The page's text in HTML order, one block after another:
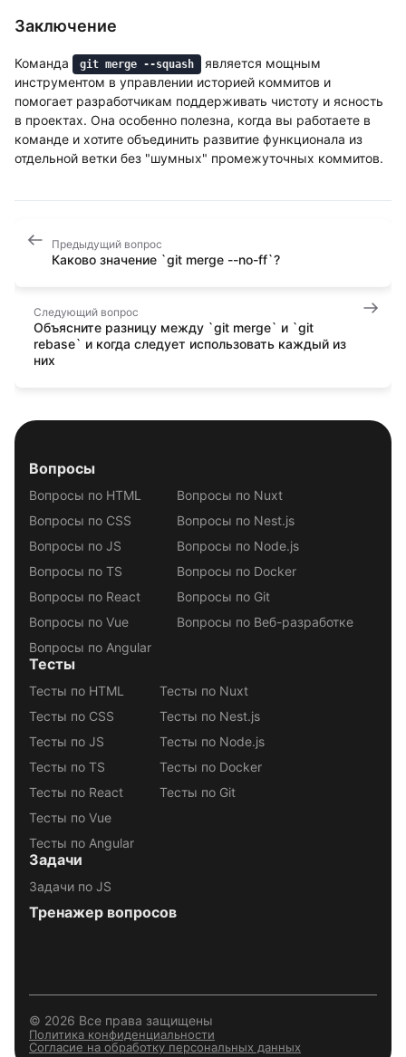
Заключение
Команда git merge --squash
является мощным
инструментом в управлении историей коммитов и
помогает разработчикам поддерживать чистоту и ясность
в проектах. Она особенно полезна, когда вы работаете в
команде и хотите объединить развитие функционала из
отдельной ветки без "шумных" промежуточных коммитов.
Предыдущий вопрос
Каково значение `git merge --no-ff`?
Следующий вопрос
Объясните разницу между `git merge` и `git
rebase` и когда следует использовать каждый из
них
Вопросы
Вопросы по HTML
Вопросы по CSS
Вопросы по JS
Вопросы по TS
Вопросы по React
Вопросы по Vue
Вопросы по Angular
Вопросы по Nuxt
Вопросы по Nest.js
Вопросы по Node.js
Вопросы по Docker
Вопросы по Git
Вопросы по Веб-разработке
Тесты
Тесты по HTML
Тесты по CSS
Тесты по JS
Тесты по TS
Тесты по React
Тесты по Vue
Тесты по Angular
Тесты по Nuxt
Тесты по Nest.js
Тесты по Node.js
Тесты по Docker
Тесты по Git
Задачи
Задачи по JS
Тренажер вопросов
© 2026 Все права защищены
Политика конфиденциальности
Согласие на обработку персональных данных